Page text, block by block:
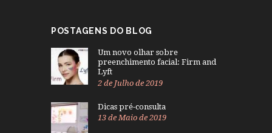
POSTAGENS DO BLOG
Um novo olhar sobre
preenchimento facial: Firm and
Lyft
2 de Julho de 2019
Dicas pré-consulta
13 de Maio de 2019